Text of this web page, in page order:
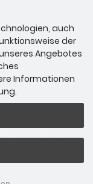
PayPal. Sie benötige
auch
der
Angebotes
Informationen